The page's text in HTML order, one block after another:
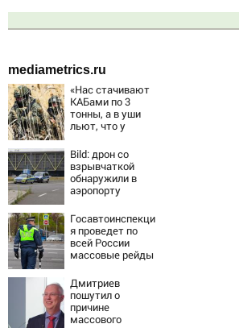
mediametrics.ru
«Нас стачивают
КАБами по 3
тонны, а в уши
льют, что у
резервов»
Bild: дрон со
взрывчаткой
обнаружили в
аэропорту
Госавтоинспекци
я проведет по
всей России
массовые рейды
Дмитриев
пошутил о
причине
массового